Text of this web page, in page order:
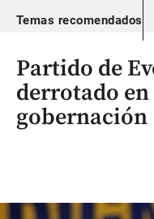
Temas recomendados
Partido de
derrotado
gobernación